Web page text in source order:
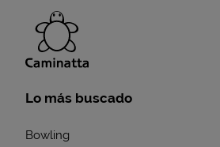
Lo más buscado
Bowling